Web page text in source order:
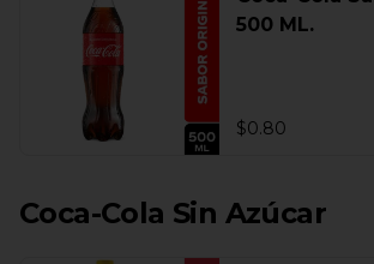
500 ML.
$0.80
Coca-Cola Sin Azúcar